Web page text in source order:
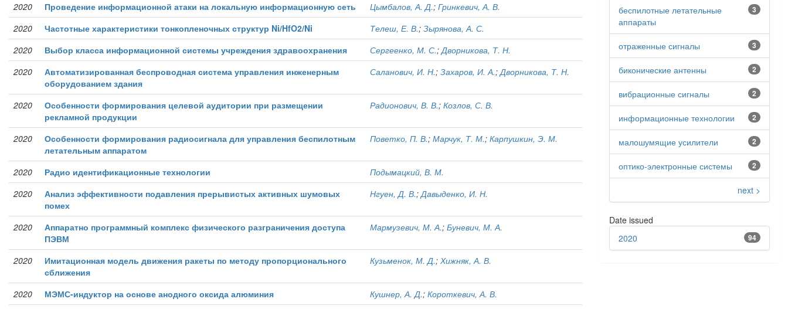
2020
Проведение информационной атаки на локальную информационную сеть Цымбалов, А. Д.; Гринкевич, А. В.
2020
Частотные характеристики тонкопленочных структур Ni/HfO2/Ni Телеш, Е. В.; Зырянова, А. С.
2020
Выбор класса информационной системы учреждения здравоохранения Сергеенко, М. С.;Дворникова, Т. Н.
2020
Автоматизированная беспроводная система управления инженерным
оборудованием здания
Саланович, И. Н.; Захаров, И. А.;Дворникова, Т. Н.
2020
Особенности формирования целевой аудитории при размещении
рекламной продукции
Радионович, В. В.; Козлов, С. В.
2020
Особенности формирования радиосигнала для управления беспилотным
летательным аппаратом
Поветко, П. В.; Марчук, Т. М.; Карпушкин, Э. М.
2020 Радио идентификационные технологии
Подымацкий, В. М.
2020
Анализ эффективности подавления прерывистых активных шумовых
помех
Нгуен, Д. В.;Давыденко, И. Н.
2020
Аппаратно программный комплекс физического разграничения доступа
ПЭВМ
Мармузевич, М. А.; Буневич, М. А.
2020
Имитационная модель движения ракеты по методу пропорционального
сближения
Кузьменок, М. Д.; Хижняк, А. В.
2020 МЭМС-индуктор на основе анодного оксида алюминия Кушнер, А. Д.; Короткевич, А. В.
3
беспилотные летательные
аппараты
3
отраженные сигналы
2
биконические антенны
2
вибрационные сигналы
2
информационные технологии
2
малошумящие усилители
2
оптико-электронные системы
next >
Date issued
94
2020